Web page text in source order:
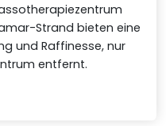
Strand bieten eine
und Raffinesse, nur
entfernt.